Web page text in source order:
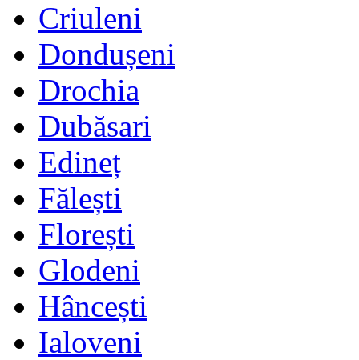
Criuleni
Dondușeni
Drochia
Dubăsari
Edineț
Fălești
Florești
Glodeni
Hâncești
Ialoveni